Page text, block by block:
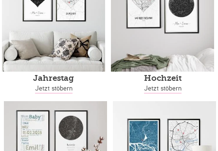
Jahrestag
Jetzt stöbern
Hochzeit
Jetzt stöbern